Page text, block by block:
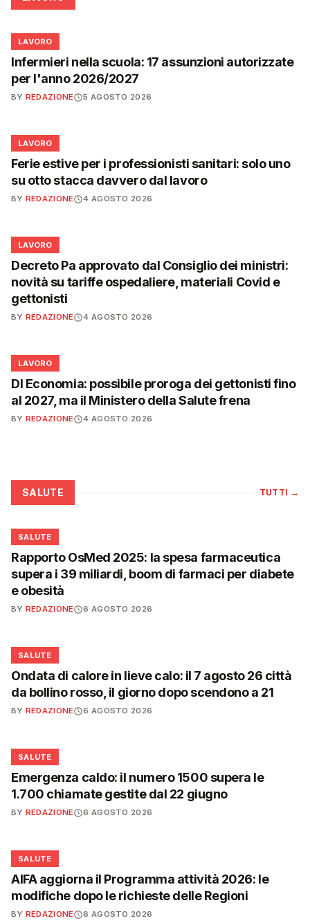
💼
LAVORO
Infermieri nella scuola: 17 assunzioni autorizzate
per l'anno 2026/2027
BY REDAZIONE 5 AGOSTO 2026
💼
LAVORO
Ferie estive per i professionisti sanitari: solo uno
su otto stacca davvero dal lavoro
BY REDAZIONE 4 AGOSTO 2026
💼
LAVORO
Decreto Pa approvato dal Consiglio dei ministri:
novità su tariffe ospedaliere, materiali Covid e
gettonisti
BY REDAZIONE 4 AGOSTO 2026
💼
LAVORO
Dl Economia: possibile proroga dei gettonisti fino
al 2027, ma il Ministero della Salute frena
BY REDAZIONE 4 AGOSTO 2026
SALUTE TUTTI →
❤️
SALUTE
Rapporto OsMed 2025: la spesa farmaceutica
supera i 39 miliardi, boom di farmaci per diabete
e obesità
BY REDAZIONE 6 AGOSTO 2026
❤️
SALUTE
Ondata di calore in lieve calo: il 7 agosto 26 città
da bollino rosso, il giorno dopo scendono a 21
BY REDAZIONE 6 AGOSTO 2026
❤️
SALUTE
Emergenza caldo: il numero 1500 supera le
1.700 chiamate gestite dal 22 giugno
BY REDAZIONE 6 AGOSTO 2026
❤️
SALUTE
AIFA aggiorna il Programma attività 2026: le
modifiche dopo le richieste delle Regioni
BY REDAZIONE 6 AGOSTO 2026